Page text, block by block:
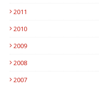
2011
2010
2009
2008
2007